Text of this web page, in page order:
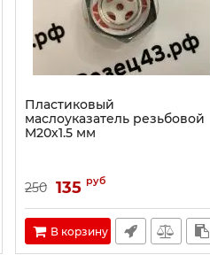
Пластиковый
маслоуказатель резьбовой
M20х1.5 мм
250 135 руб
В корзину